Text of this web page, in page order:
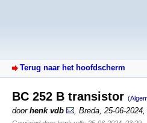
Terug naar het hoofdscherm
BC 252 B transistor
door henk vdb Breda 25-06-